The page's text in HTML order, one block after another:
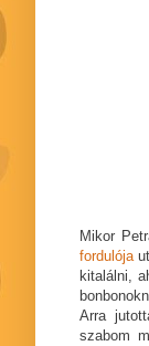
Mikor
fordulója
kitalálni,
Arra
szabom